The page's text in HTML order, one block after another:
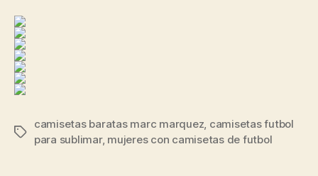
Etiquetas
camisetas baratas marc marquez, camisetas futbol
para sublimar, mujeres con camisetas de futbol